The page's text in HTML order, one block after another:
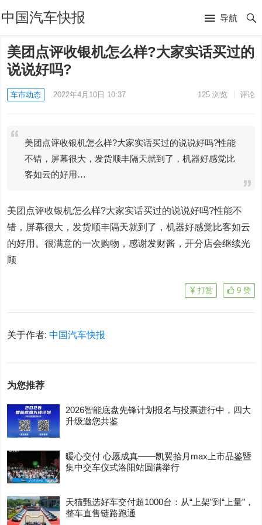
中国汽车快报 导航
美团点评收银机怎么样?大家实话买过的
说说好吗?
车市动态 2022年4月10日 10:37 125浏览 评论
美团点评收银机怎么样?大家实话买过的说说好吗?性能
不错，屏幕很大，发货顺丰隔天就到了，机器好感觉比
客如云的好用…
美团点评收银机怎么样?大家实话买过的说说好吗?性能不
错，屏幕很大，发货顺丰隔天就到了，机器好感觉比客如云
的好用。很满意的一次购物，感谢发财酱，开分店会继续光
顾
9 赞
打赏
关于作者:中国汽车快报
为您推荐
2026智能底盘先锋计划报名与投票进行中，四大
升级邀您共鉴
暖心交付 心愿成真——凯翼拾月max上市品鉴暨
集中交车仪式洛阳站圆满举行
天猫甄选好车交付超1000台：从“上架”到“上量”，
整车直售链路跑通